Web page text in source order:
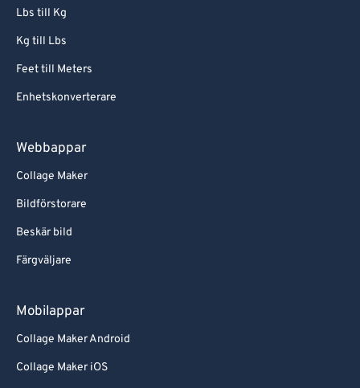
Lbs till Kg
Kg till Lbs
Feet till Meters
Enhetskonverterare
Webbappar
Collage Maker
Bildförstorare
Beskär bild
Färgväljare
Mobilappar
Collage Maker Android
Collage Maker iOS